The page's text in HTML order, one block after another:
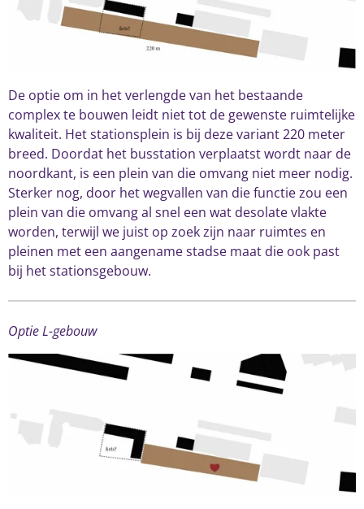
De optie om in het verlengde van het bestaande
complex te bouwen leidt niet tot de gewenste ruimtelijke
kwaliteit. Het stationsplein is bij deze variant 220 meter
breed. Doordat het busstation verplaatst wordt naar de
noordkant, is een plein van die omvang niet meer nodig.
Sterker nog, door het wegvallen van die functie zou een
plein van die omvang al snel een wat desolate vlakte
worden, terwijl we juist op zoek zijn naar ruimtes en
pleinen met een aangename stadse maat die ook past
bij het stationsgebouw.
Optie L-gebouw